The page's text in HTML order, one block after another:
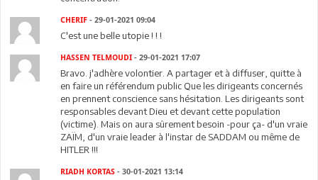
CHERIF - 29-01-2021 09:04
C'est une belle utopie ! ! !
HASSEN TELMOUDI - 29-01-2021 17:07
Bravo. j'adhère volontier. A partager et à diffuser, quitte à
en faire un référendum public Que les dirigeants concernés
en prennent conscience sans hésitation. Les dirigeants sont
responsables devant Dieu et devant cette population
(victime). Mais on aura sûrement besoin -pour ça- d'un vraie
ZAÏM, d'un vraie leader à l'instar de SADDAM ou même de
HITLER !!!
RIADH KORTAS - 30-01-2021 13:14